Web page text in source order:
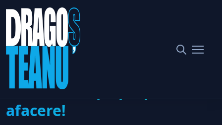
Home
Politic
Guvernanti, tratati Romania ca pe propria afacere!
Guvernanti, tratati
Romania ca pe propria
afacere!